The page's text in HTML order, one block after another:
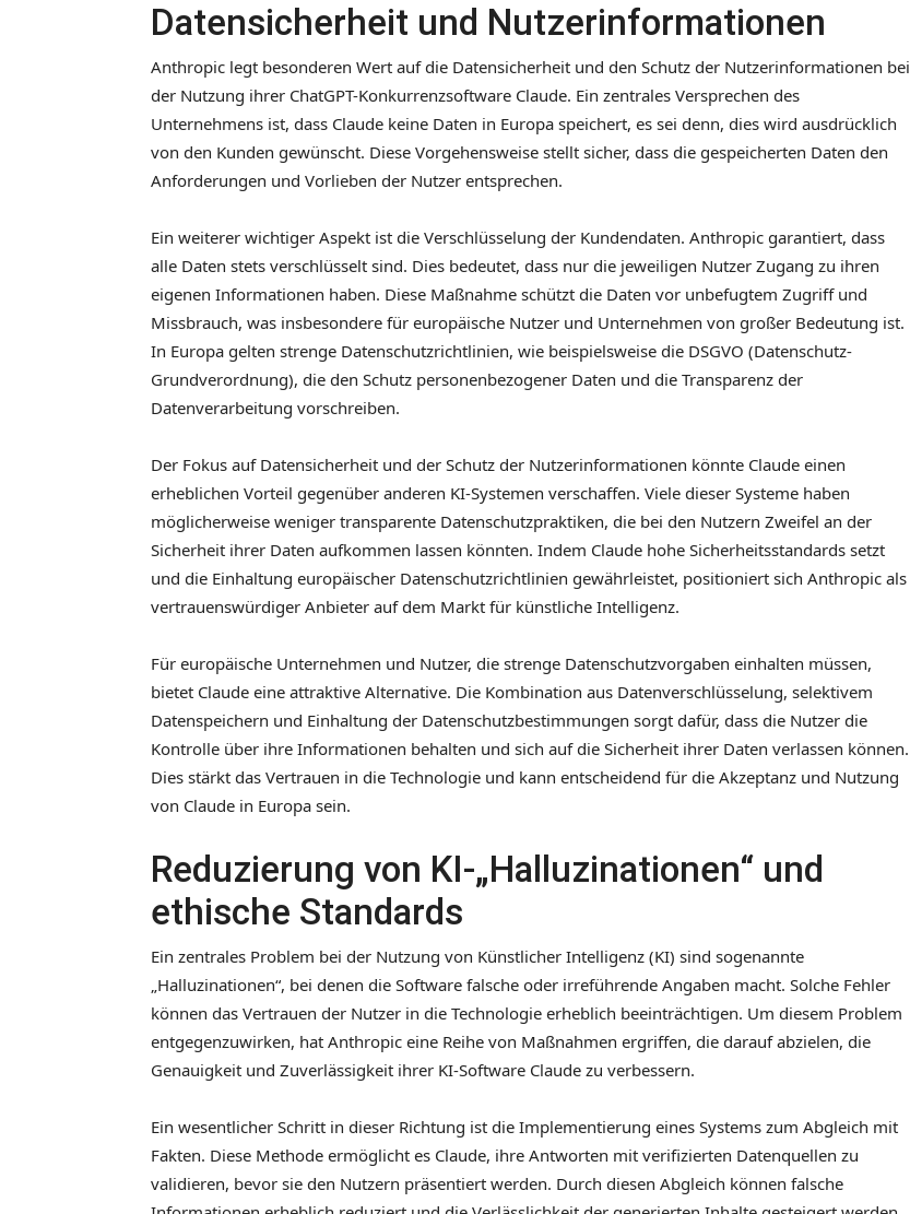
Datensicherheit und Nutzerinformationen
Anthropic legt besonderen Wert auf die Datensicherheit und den Schutz der Nutzerinformationen bei
der Nutzung ihrer ChatGPT-Konkurrenzsoftware Claude. Ein zentrales Versprechen des
Unternehmens ist, dass Claude keine Daten in Europa speichert, es sei denn, dies wird ausdrücklich
von den Kunden gewünscht. Diese Vorgehensweise stellt sicher, dass die gespeicherten Daten den
Anforderungen und Vorlieben der Nutzer entsprechen.
Ein weiterer wichtiger Aspekt ist die Verschlüsselung der Kundendaten. Anthropic garantiert, dass
alle Daten stets verschlüsselt sind. Dies bedeutet, dass nur die jeweiligen Nutzer Zugang zu ihren
eigenen Informationen haben. Diese Maßnahme schützt die Daten vor unbefugtem Zugriff und
Missbrauch, was insbesondere für europäische Nutzer und Unternehmen von großer Bedeutung ist.
In Europa gelten strenge Datenschutzrichtlinien, wie beispielsweise die DSGVO (Datenschutz-
Grundverordnung), die den Schutz personenbezogener Daten und die Transparenz der
Datenverarbeitung vorschreiben.
Der Fokus auf Datensicherheit und der Schutz der Nutzerinformationen könnte Claude einen
erheblichen Vorteil gegenüber anderen KI-Systemen verschaffen. Viele dieser Systeme haben
möglicherweise weniger transparente Datenschutzpraktiken, die bei den Nutzern Zweifel an der
Sicherheit ihrer Daten aufkommen lassen könnten. Indem Claude hohe Sicherheitsstandards setzt
und die Einhaltung europäischer Datenschutzrichtlinien gewährleistet, positioniert sich Anthropic als
vertrauenswürdiger Anbieter auf dem Markt für künstliche Intelligenz.
Für europäische Unternehmen und Nutzer, die strenge Datenschutzvorgaben einhalten müssen,
bietet Claude eine attraktive Alternative. Die Kombination aus Datenverschlüsselung, selektivem
Datenspeichern und Einhaltung der Datenschutzbestimmungen sorgt dafür, dass die Nutzer die
Kontrolle über ihre Informationen behalten und sich auf die Sicherheit ihrer Daten verlassen können.
Dies stärkt das Vertrauen in die Technologie und kann entscheidend für die Akzeptanz und Nutzung
von Claude in Europa sein.
Reduzierung von KI-„Halluzinationen“ und
ethische Standards
Ein zentrales Problem bei der Nutzung von Künstlicher Intelligenz (KI) sind sogenannte
„Halluzinationen“, bei denen die Software falsche oder irreführende Angaben macht. Solche Fehler
können das Vertrauen der Nutzer in die Technologie erheblich beeinträchtigen. Um diesem Problem
entgegenzuwirken, hat Anthropic eine Reihe von Maßnahmen ergriffen, die darauf abzielen, die
Genauigkeit und Zuverlässigkeit ihrer KI-Software Claude zu verbessern.
Ein wesentlicher Schritt in dieser Richtung ist die Implementierung eines Systems zum Abgleich mit
Fakten. Diese Methode ermöglicht es Claude, ihre Antworten mit verifizierten Datenquellen zu
validieren, bevor sie den Nutzern präsentiert werden. Durch diesen Abgleich können falsche